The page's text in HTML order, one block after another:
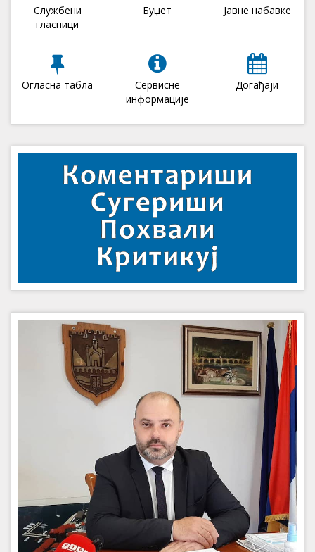
Службени
гласници
Буџет Јавне набавке
Огласна табла
Сервисне
информације
Догађаји